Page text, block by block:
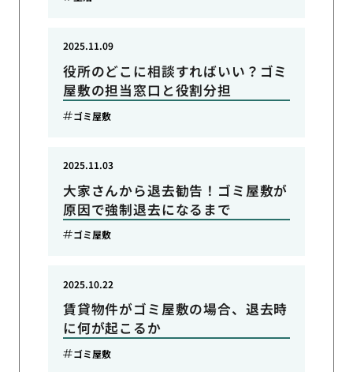
役所のどこに相談すればいい？ゴミ
屋敷の担当窓口と役割分担
2025.11.09
ゴミ屋敷
大家さんから退去勧告！ゴミ屋敷が
原因で強制退去になるまで
2025.11.03
ゴミ屋敷
賃貸物件がゴミ屋敷の場合、退去時
に何が起こるか
2025.10.22
ゴミ屋敷